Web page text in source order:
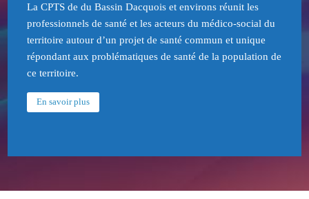
La CPTS de du Bassin Dacquois et environs réunit les
professionnels de santé et les acteurs du médico-social du
territoire autour d’un projet de santé commun et unique
répondant aux problématiques de santé de la population de
ce territoire.
En savoir plus